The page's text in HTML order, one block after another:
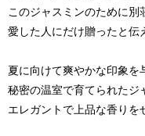
このジャスミンのために別
愛した人にだけ贈ったと伝
夏に向けて爽やかな印象を
秘密の温室で育てられたジ
エレガントで上品な香りを